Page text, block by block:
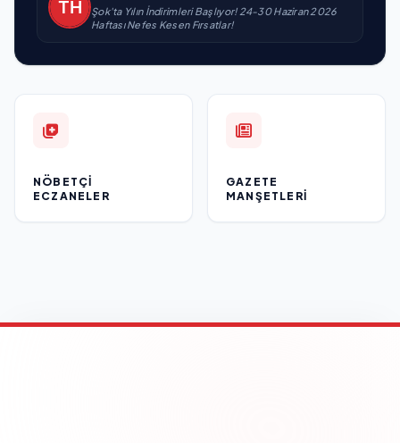
Şok'ta Yılın İndirimleri Başlıyor! 24-30 Haziran 2026
Haftası Nefes Kesen Fırsatlar!
NÖBETÇI
ECZANELER
GAZETE
MANŞETLERI